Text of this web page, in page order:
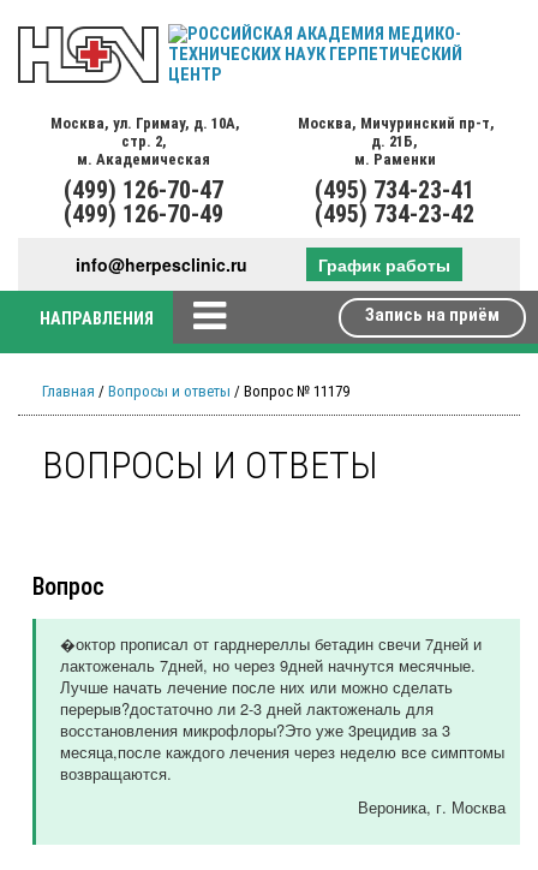
Москва, ул. Гримау, д. 10А,
стр. 2,
м. Академическая
(499) 126-70-47
(499) 126-70-49
Москва, Мичуринский пр-т,
д. 21Б,
м. Раменки
(495) 734-23-41
(495) 734-23-42
info@herpesclinic.ru График работы
НАПРАВЛЕНИЯ Запись на приём
Главная / Вопросы и ответы / Вопрос № 11179
ВОПРОСЫ И ОТВЕТЫ
Вопрос
�октор прописал от гарднереллы бетадин свечи 7дней и
лактоженаль 7дней, но через 9дней начнутся месячные.
Лучше начать лечение после них или можно сделать
перерыв?достаточно ли 2-3 дней лактоженаль для
восстановления микрофлоры?Это уже 3рецидив за 3
месяца,после каждого лечения через неделю все симптомы
возвращаются.
Вероника, г. Москва